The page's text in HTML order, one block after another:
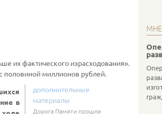
их фактического израсходования».
половиной миллионов рублей.
дополнительные
материалы
Дорога Памяти прошла
в